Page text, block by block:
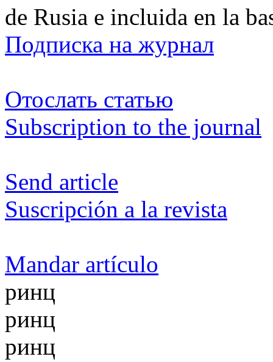
de Rusia e incluida en la
Подписка на журнал
Отослать статью
Subscription to the journal
Send article
Suscripción a la revista
Mandar artículo
ринц
ринц
ринц